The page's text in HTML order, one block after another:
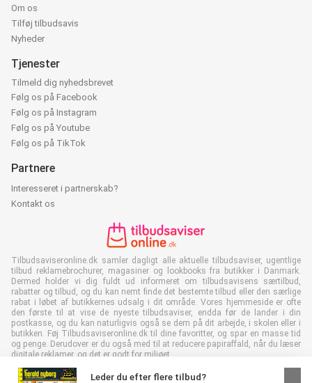
Leder du efter flere tilbud?
Om os
Tilføj tilbudsavis
Nyheder
Tjenester
Tilmeld dig nyhedsbrevet
Følg os på Facebook
Følg os på Instagram
Følg os på Youtube
Følg os på TikTok
Partnere
Interesseret i partnerskab?
Kontakt os
Tilbudsaviseronline.dk samler dagligt alle aktuelle tilbudsaviser, ugentlige
tilbud reklamebrochurer, magasiner og lookbooks fra butikker i Danmark.
Dermed holder vi dig fuldt ud informeret om tilbudsavisens særtilbud,
rabatter og tilbud, og du kan nemt finde det bestemte tilbud eller den særlige
rabat i løbet af butikkernes udsalg i dit område. Vores hjemmeside er ofte
den første til at vise de nyeste tilbudsaviser, endda før de lander i din
postkasse, og du kan naturligvis også se dem på dit arbejde, i skolen eller i
butikken. Føj Tilbudsaviseronline.dk til dine favoritter, og spar en masse tid
og penge. Derudover er du også med til at reducere papiraffald, når du læser
digitale reklamer, og det er godt for miljøet.